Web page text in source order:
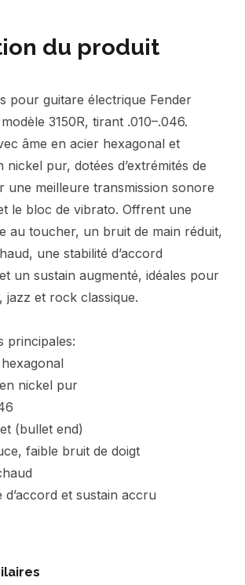
du produit
pour guitare électrique Fender
3150R, tirant .010–.046.
âme en acier hexagonal et
pur, dotées d’extrémités de
une meilleure transmission sonore
le bloc de vibrato. Offrent une
au toucher, un bruit de main réduit,
une stabilité d’accord
un sustain augmenté, idéales pour
jazz et rock classique.
principales:
nickel pur
(bullet end)
faible bruit de doigt
d’accord et sustain accru